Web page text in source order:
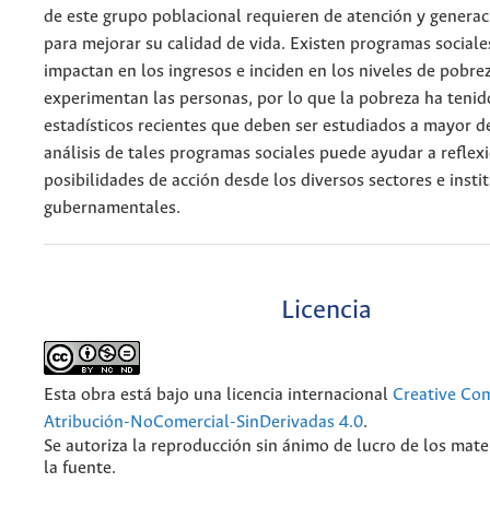
de este grupo poblacional requieren de atención y
para mejorar su calidad de vida. Existen programas
impactan en los ingresos e inciden en los niveles de
experimentan las personas, por lo que la pobreza ha
estadísticos recientes que deben ser estudiados a mayor
análisis de tales programas sociales puede ayudar a
posibilidades de acción desde los diversos sectores e
gubernamentales.
Licencia
Esta obra está bajo una licencia internacional Creative
Atribución-NoComercial-SinDerivadas 4.0.
Se autoriza la reproducción sin ánimo de lucro de los
la fuente.